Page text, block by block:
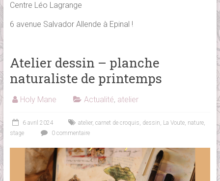
Centre Léo Lagrange
6 avenue Salvador Allende à Epinal !
Atelier dessin – planche
naturaliste de printemps
Holy Mane Actualité, atelier
6 avril 2024 atelier, carnet de croquis, dessin, La Voute, nature,
stage
0 commentaire